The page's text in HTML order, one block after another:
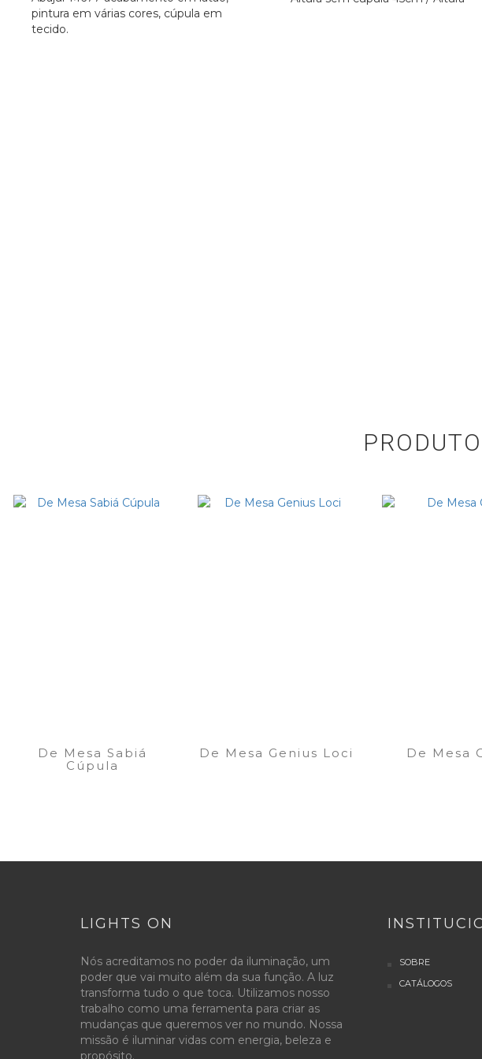
pintura em várias cores, cúpula em
tecido.
De Mesa Sabiá
Cúpula
De Mesa Genius Loci De Mesa
LIGHTS ON
Nós acreditamos no poder da iluminação, um
poder que vai muito além da sua função. A luz
transforma tudo o que toca. Utilizamos nosso
trabalho como uma ferramenta para criar as
mudanças que queremos ver no mundo. Nossa
missão é iluminar vidas com energia, beleza e
propósito.
SOBRE
CATÁLOGOS